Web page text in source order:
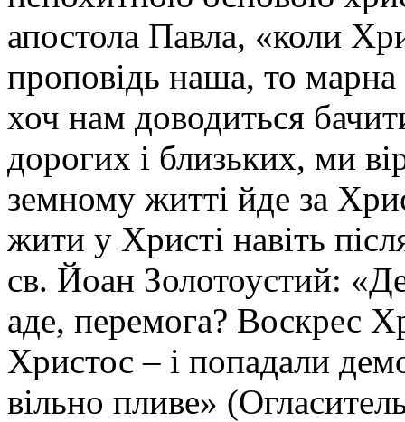
апостола Павла, «коли
проповідь наша, то
хоч нам доводиться
дорогих і близьких, ми
земному житті йде за
жити у Христі навіть
св. Йоан Золотоустий:
аде, перемога? Воскрес
Христос – і попадали
вільно пливе»